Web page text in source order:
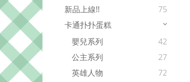
新品上線!!
75
卡通扑扑蛋糕
嬰兒系列
42
公主系列
27
英雄人物
72